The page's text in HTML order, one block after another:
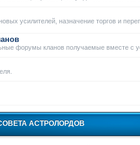
усилителей, назначение торгов и
форумы кланов получаемые вместе с
АСТРОЛОРДОВ